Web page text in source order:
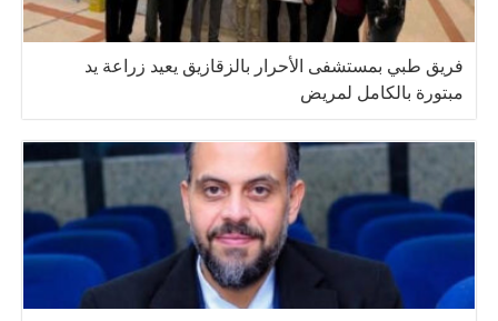
فريق طبي بمستشفى الأحرار بالزقازيق يعيد زراعة يد
مبتورة بالكامل لمريض